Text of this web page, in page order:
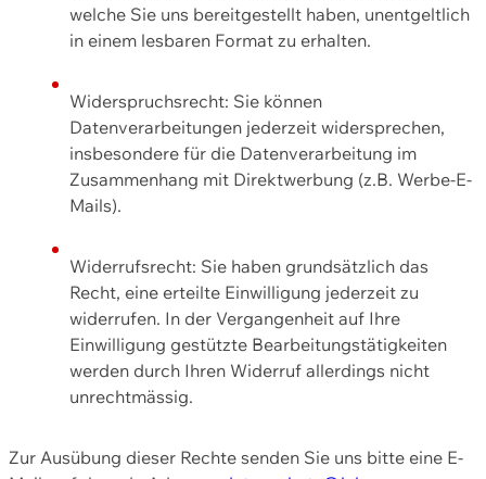
welche Sie uns bereitgestellt haben, unentgeltlich
in einem lesbaren Format zu erhalten.
Widerspruchsrecht: Sie können
Datenverarbeitungen jederzeit widersprechen,
insbesondere für die Datenverarbeitung im
Zusammenhang mit Direktwerbung (z.B. Werbe-E-
Mails).
Widerrufsrecht: Sie haben grundsätzlich das
Recht, eine erteilte Einwilligung jederzeit zu
widerrufen. In der Vergangenheit auf Ihre
Einwilligung gestützte Bearbeitungstätigkeiten
werden durch Ihren Widerruf allerdings nicht
unrechtmässig.
Zur Ausübung dieser Rechte senden Sie uns bitte eine E-